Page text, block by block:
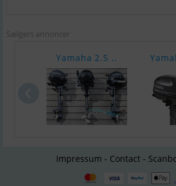
Sælgers annoncer
Yamaha 2.5 ..
Impressum - Contact -